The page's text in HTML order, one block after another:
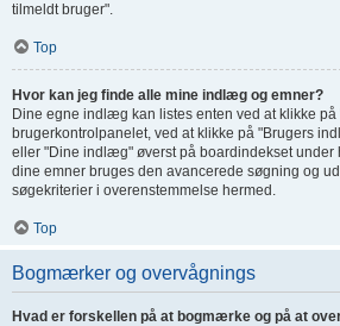
tilmeldt bruger".
Top
Hvor kan jeg finde alle mine indlæg og emner?
Dine egne indlæg kan listes enten ved at klikke
brugerkontrolpanelet, ved at klikke på "Brugers
eller "Dine indlæg" øverst på boardindekset under
dine emner bruges den avancerede søgning og
søgekriterier i overenstemmelse hermed.
Top
Bogmærker og overvågnings
Hvad er forskellen på at bogmærke og på at